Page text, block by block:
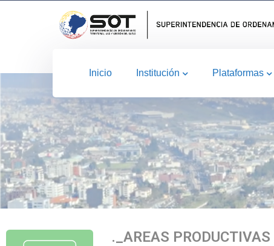
Inicio Institución Plataformas
._AREAS PRODUCTIVAS